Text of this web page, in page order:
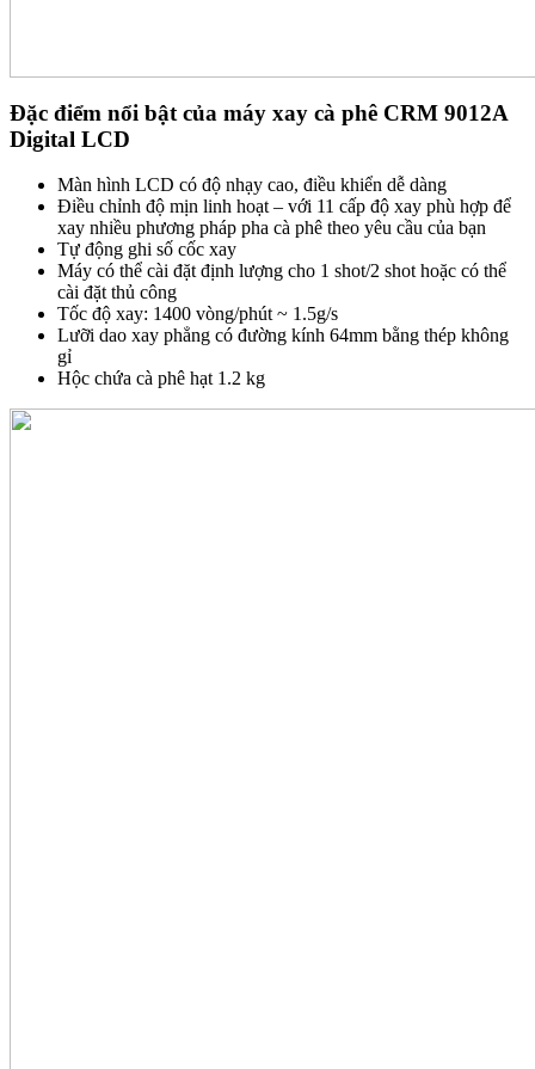
Đặc điểm nổi bật của máy xay cà phê CRM 9012A
Digital LCD
Màn hình LCD có độ nhạy cao, điều khiển dễ dàng
Điều chỉnh độ mịn linh hoạt – với 11 cấp độ xay phù hợp để
xay nhiều phương pháp pha cà phê theo yêu cầu của bạn
Tự động ghi số cốc xay
Máy có thể cài đặt định lượng cho 1 shot/2 shot hoặc có thể
cài đặt thủ công
Tốc độ xay: 1400 vòng/phút ~ 1.5g/s
Lưỡi dao xay phẳng có đường kính 64mm bằng thép không
gỉ
Hộc chứa cà phê hạt 1.2 kg